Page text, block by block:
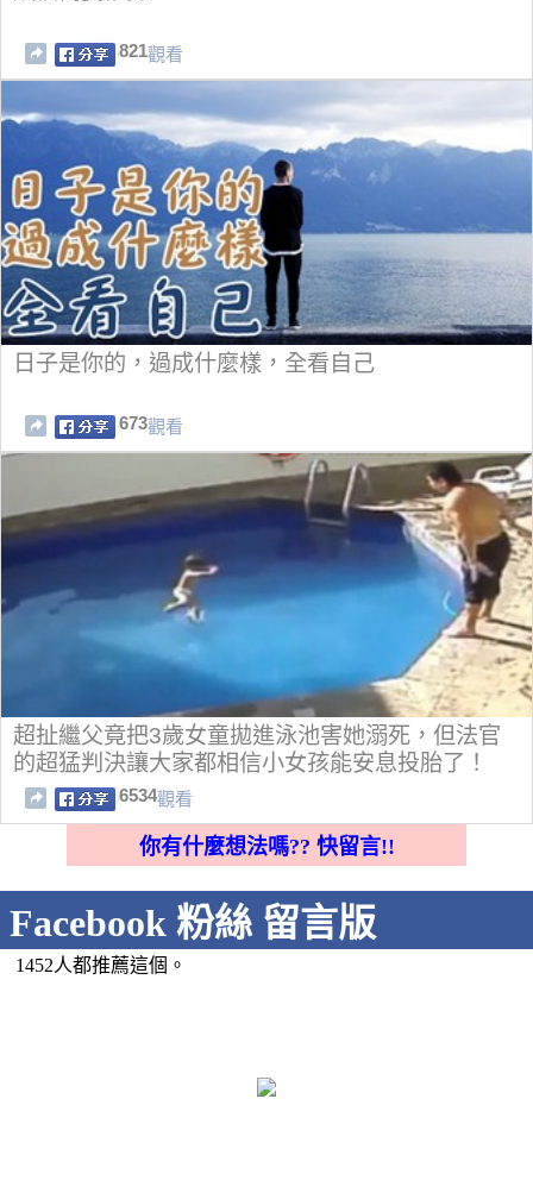
821觀看
日子是你的，過成什麼樣，全看自己
673觀看
超扯繼父竟把3歲女童拋進泳池害她溺死，但法官
的超猛判決讓大家都相信小女孩能安息投胎了！
6534觀看
你有什麼想法嗎?? 快留言!!
Facebook 粉絲 留言版
1452人都推薦這個。